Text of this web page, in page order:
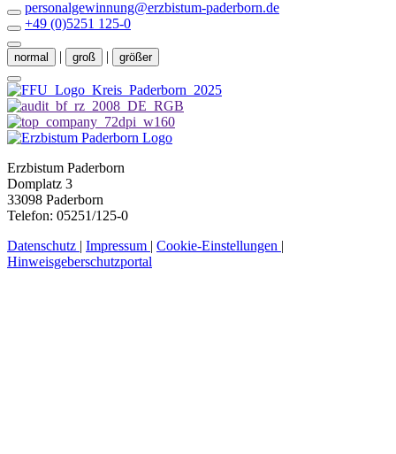
personalgewinnung@erzbistum-paderborn.de
+49 (0)5251 125-0
normal | groß | größer
Erzbistum Paderborn
Domplatz 3
33098 Paderborn
Telefon: 05251/125-0
Datenschutz | Impressum | Cookie-Einstellungen |
Hinweisgeberschutzportal